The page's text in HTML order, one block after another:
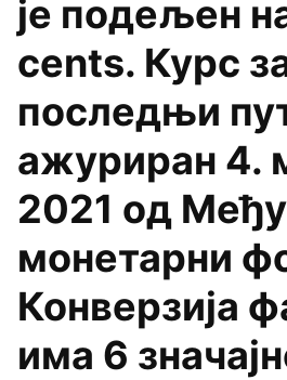
је подељен
cents. Курс
последњи
ажуриран 4.
2021 од
монетарни
Конверзија
има 6